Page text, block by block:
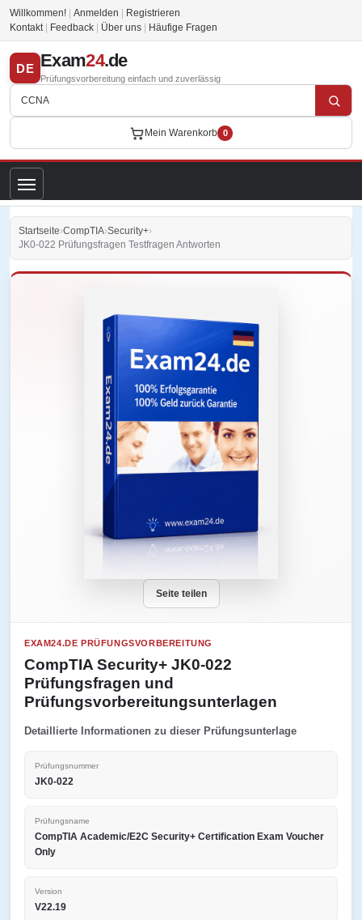
Willkommen! Anmelden
Registrieren
Kontakt
Feedback Über uns Häufige Fragen
DE Exam24.de
Prüfungsvorbereitung einfach und zuverlässig
Mein Warenkorb 0
Startseite›CompTIA›Security+›
JK0-022 Prüfungsfragen Testfragen Antworten
Seite teilen
EXAM24.DE PRÜFUNGSVORBEREITUNG
CompTIA Security+ JK0-022
Prüfungsfragen und
Prüfungsvorbereitungsunterlagen
Detaillierte Informationen zu dieser Prüfungsunterlage
Prüfungsnummer
JK0-022
Prüfungsname
CompTIA Academic/E2C Security+ Certification Exam Voucher
Only
Version
V22.19